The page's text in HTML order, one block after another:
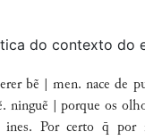
do contexto do
bẽ | men. nace de
ninguẽ | porque os
ines. Por certo  por